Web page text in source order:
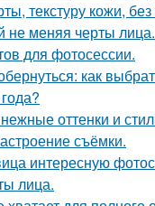
текстуру кожи,
не меняя черты лица.
для фотосессии.
как
оттенки и
съёмки.
интересную
лица.